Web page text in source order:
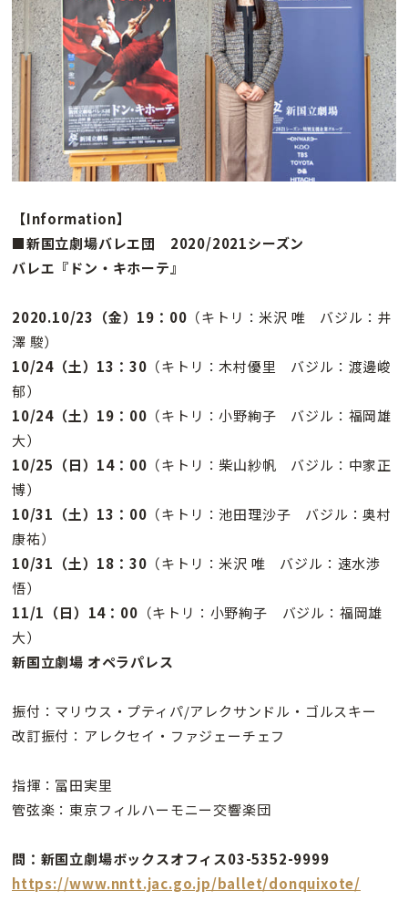
【Information】
■新国立劇場バレエ団 2020/2021シーズン
バレエ『ドン・キホーテ』
2020.10/23（金）19：00 （キトリ：米沢 唯 バジル：井
澤 駿）
10/24（土）13：30 （キトリ：木村優里 バジル：渡邊峻
郁）
10/24（土）19：00 （キトリ：小野絢子 バジル：福岡雄
大）
10/25（日）14：00 （キトリ：柴山紗帆 バジル：中家正
博）
10/31（土）13：00 （キトリ：池田理沙子 バジル：奥村
康祐）
10/31（土）18：30 （キトリ：米沢 唯 バジル：速水渉
悟）
11/1（日）14：00 （キトリ：小野絢子 バジル：福岡雄
大）
新国立劇場 オペラパレス
振付：マリウス・プティパ/アレクサンドル・ゴルスキー
改訂振付：アレクセイ・ファジェーチェフ
指揮：冨田実里
管弦楽：東京フィルハーモニー交響楽団
問：新国立劇場ボックスオフィス03-5352-9999
https://www.nntt.jac.go.jp/ballet/donquixote/